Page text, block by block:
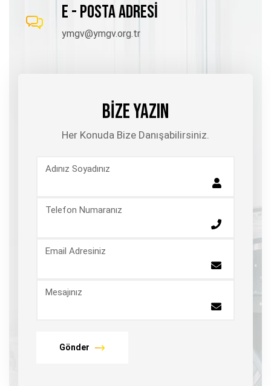
E - POSTA ADRESİ
ymgv@ymgv.org.tr
BİZE YAZIN
Her Konuda Bize Danışabilirsiniz.
Adınız Soyadınız
Telefon Numaranız
Email Adresiniz
Mesajınız
Gönder